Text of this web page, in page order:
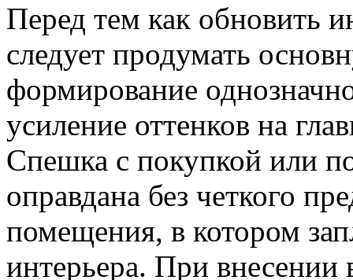
Перед тем как обновить
следует продумать
формирование
усиление оттенков на
Спешка с покупкой или
оправдана без четкого
помещения, в котором
интерьера. При